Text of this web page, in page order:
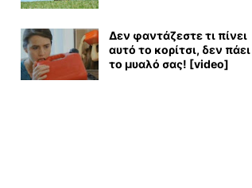
Δεν φαντάζεστε τι πίνει
αυτό το κορίτσι, δεν πάει
το μυαλό σας! [video]